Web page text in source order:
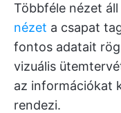
Többféle nézet
nézet a csapat
fontos adatait
vizuális
az információkat
rendezi.